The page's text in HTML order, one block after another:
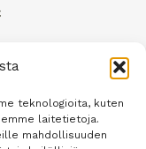
teknologioita, kuten
laitetietoja.
mahdollisuuden